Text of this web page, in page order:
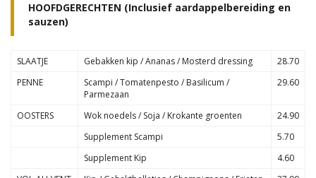
HOOFDGERECHTEN (Inclusief aardappelbereiding en
sauzen)
SLAATJE Gebakken kip / Ananas / Mosterd dressing
28.70
PENNE
Scampi / Tomatenpesto / Basilicum /
Parmezaan
29.60
OOSTERS Wok noedels / Soja / Krokante groenten
24.90
Supplement Scampi
5.70
Supplement Kip
4.60